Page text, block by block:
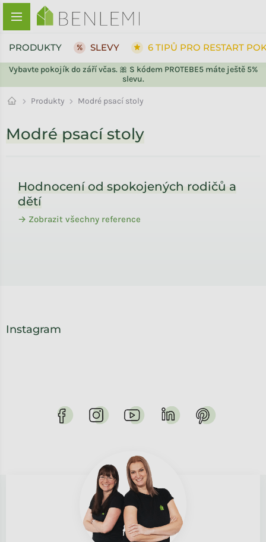
Přejít na obsah
Vybavte pokojík do září včas. 🎀 S kódem PROTEBE5 máte ještě 5%
slevu.
PRODUKTY SLEVY 6 TIPŮ PRO RESTART
Produkty Modré psací stoly
Modré psací stoly
Hodnocení od spokojených rodičů a
dětí
→ Zobrazit všechny reference
Instagram